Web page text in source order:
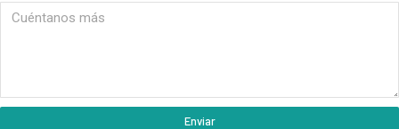
Enviar